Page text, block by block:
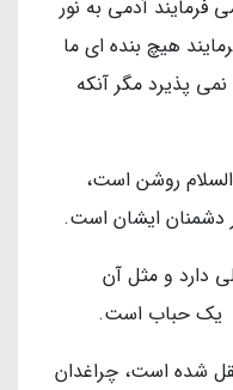
فرمايند آدمى به نور
هيچ بنده اى ما
پذيرد مگر آنكه
روشن است،
دشمنان ايشان است.
دارد و مثل آن
يك حباب است.
شده است، چراغدان